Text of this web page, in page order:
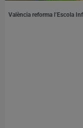
València reforma l’Escola